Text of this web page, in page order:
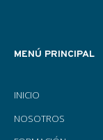
MENÚ PRINCIPAL
INICIO
NOSOTROS